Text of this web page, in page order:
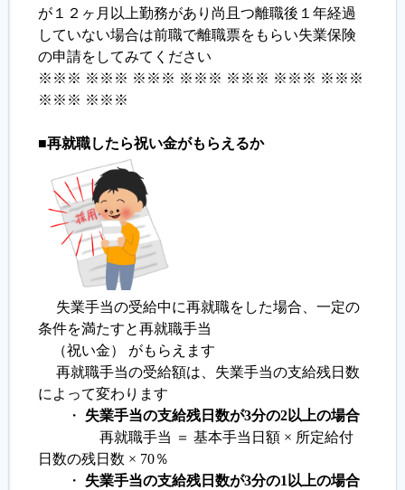
が１２ヶ月以上勤務があり尚且つ離職後１年経過
していない場合は前職で離職票をもらい失業保険
の申請をしてみてください
※※※ ※※※ ※※※ ※※※ ※※※ ※※※ ※※※
※※※ ※※※
■再就職したら祝い金がもらえるか
失業手当の受給中に再就職をした場合、一定の
条件を満たすと再就職手当
（祝い金） がもらえます
再就職手当の受給額は、失業手当の支給残日数
によって変わります
・ 失業手当の支給残日数が3分の2以上の場合
再就職手当 ＝ 基本手当日額 × 所定給付
日数の残日数 × 70％
・ 失業手当の支給残日数が3分の1以上の場合